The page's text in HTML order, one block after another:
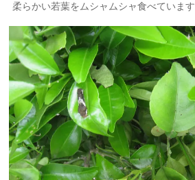
柔らかい若葉をムシャムシャ食べています